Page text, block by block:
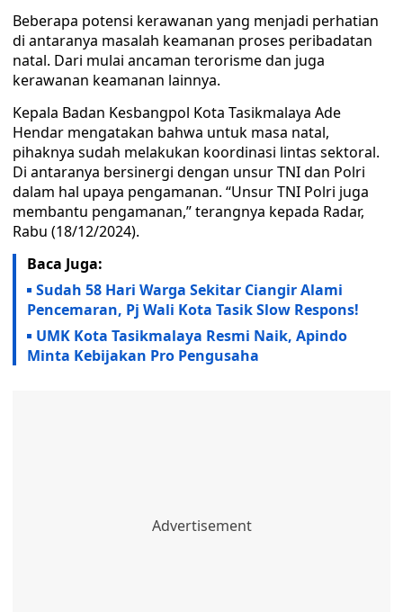
Beberapa potensi kerawanan yang menjadi perhatian
di antaranya masalah keamanan proses peribadatan
natal. Dari mulai ancaman terorisme dan juga
kerawanan keamanan lainnya.
Kepala Badan Kesbangpol Kota Tasikmalaya Ade
Hendar mengatakan bahwa untuk masa natal,
pihaknya sudah melakukan koordinasi lintas sektoral.
Di antaranya bersinergi dengan unsur TNI dan Polri
dalam hal upaya pengamanan. “Unsur TNI Polri juga
membantu pengamanan,” terangnya kepada Radar,
Rabu (18/12/2024).
Baca Juga:
Sudah 58 Hari Warga Sekitar Ciangir Alami
Pencemaran, Pj Wali Kota Tasik Slow Respons!
UMK Kota Tasikmalaya Resmi Naik, Apindo
Minta Kebijakan Pro Pengusaha